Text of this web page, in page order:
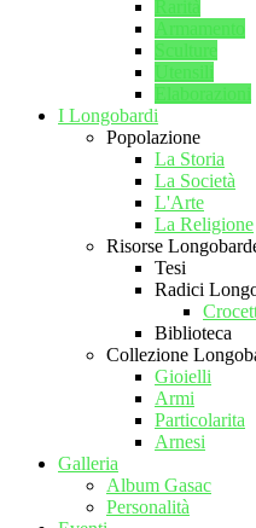
I Longobardi
Popolazione
La Storia
La Società
L'Arte
La Religione
Risorse
Tesi
Radici
Biblioteca
Collezione
Gioielli
Armi
Particolarita
Arnesi
Galleria
Album Gasac
Personalità